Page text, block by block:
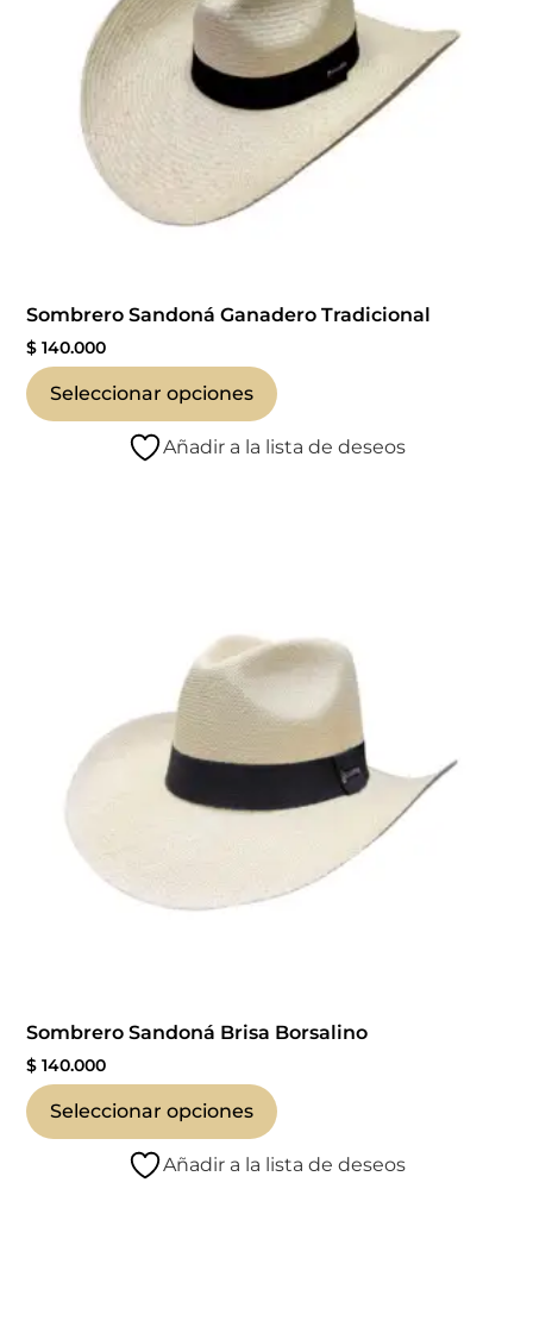
Sombrero Sandoná Ganadero Tradicional
$ 140.000
Seleccionar opciones
Añadir a la lista de deseos
Sombrero Sandoná Brisa Borsalino
$ 140.000
Seleccionar opciones
Añadir a la lista de deseos